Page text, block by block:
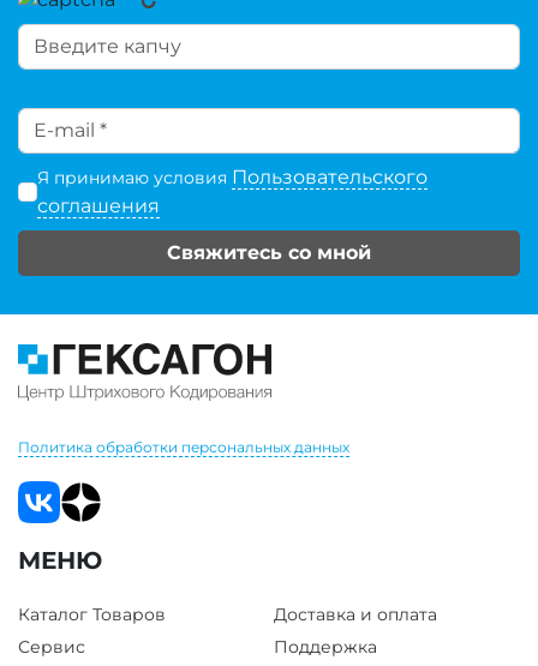
Я принимаю условия Пользовательского
соглашения
Свяжитесь со мной
Политика обработки персональных данных
МЕНЮ
Каталог Товаров
Доставка и оплата
Сервис
Поддержка